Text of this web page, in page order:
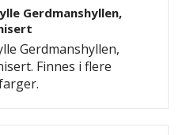
Gerdmanshyllen,
Gerdmanshyllen,
Finnes i flere